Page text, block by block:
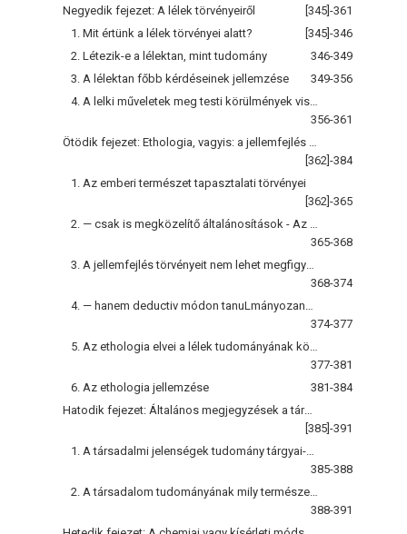
Negyedik fejezet: A lélek törvényeiről
[345]-361
1. Mit értünk a lélek törvényei alatt?
[345]-346
2. Létezik-e a lélektan, mint tudomány
346-349
3. A lélektan főbb kérdéseinek jellemzése
349-356
356-361
[362]-384
1. Az emberi természet tapasztalati törvényei
[362]-365
365-368
368-374
374-377
377-381
6. Az ethologia jellemzése
381-384
Hatodik fejezet: Általános megjegyzések a társadalmi tudományról
[385]-391
385-388
388-391